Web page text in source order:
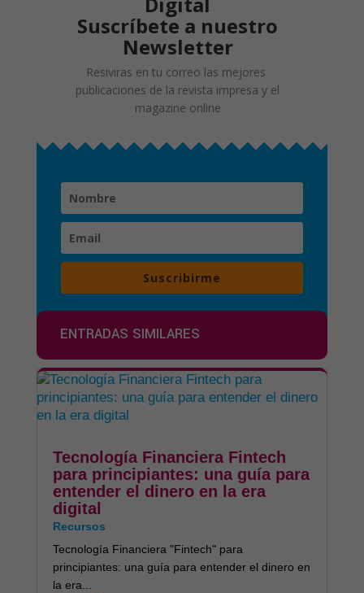
Suscríbete a nuestro
Newsletter
Resiviras en tu correo las mejores
publicaciones de la revista impresa y el
magazine online
Suscribirme
ENTRADAS SIMILARES
Tecnología Financiera Fintech
para principiantes: una guía para
entender el dinero en la era
digital
Recursos
Tecnología Financiera "Fintech" para
principiantes: una guía para entender el dinero en
la era...